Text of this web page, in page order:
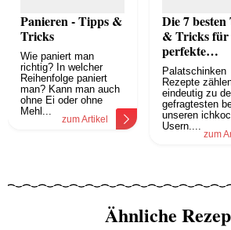
Panieren - Tipps &
Tricks
Wie paniert man
richtig? In welcher
Reihenfolge paniert
man? Kann man auch
ohne Ei oder ohne
Mehl...
zum Artikel
Die 7
& Tricks für
perfekte
Palatschinken
Palatschinken
Rezepte
eindeutig zu
gefragtesten
unseren
Usern....
zum
Ähnliche